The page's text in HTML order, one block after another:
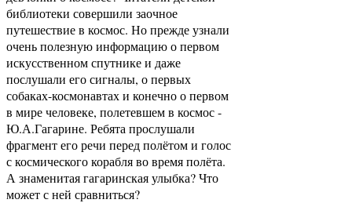
библиотеки совершили заочное
путешествие в космос. Но прежде узнали
очень полезную информацию о первом
искусственном спутнике и даже
послушали его сигналы, о первых
собаках-космонавтах и конечно о первом
в мире человеке, полетевшем в космос -
Ю.А.Гагарине. Ребята прослушали
фрагмент его речи перед полётом и голос
с космического корабля во время полёта.
А знаменитая гагаринская улыбка? Что
может с ней сравниться?